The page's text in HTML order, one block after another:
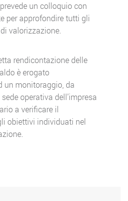
un colloquio con
per approfondire tutti gli
valorizzazione.
rendicontazione delle
è erogato
un monitoraggio, da
operativa dell’impresa
a verificare il
obiettivi individuati nel